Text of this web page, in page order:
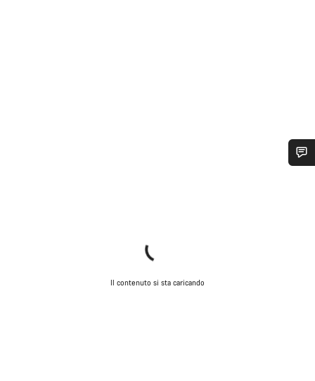
Il contenuto si sta caricando
Avvia Chat